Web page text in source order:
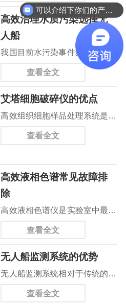
船技术也会成为将来的趋势。这
个技术可以大大解放人们的双
手，现在许多需要通过大量人力
以及辛苦劳动才能完成的事无人
船只需要十多分钟就能够完成。
获...
人船放入水中后，他会按照电脑
程序设定的路线行驶，30米宽的
河道断面来回一趟只需要5分
钟。并且无人船在这5分钟之内
就能将这一段河道的深度、水下
收集完毕，并将所有的资料全部
传输进岸边的电脑。相比起原来
的传统型人工测绘，节省了80%
高效治理水质污染选择无
人船
我国目前水污染事件频发，事件
发生后，水体污染原因是什么，
散到了哪些地方，采取何种措施
控制污染，这些都是环境应急监
测必不可少的工作内容。在过去
样，水质采样都是靠人工完成
的。划条船去取水，工作量大，
操作不安全，也不标准。遇到环
境应急事件，环境监测人员更需
样监测...
查看全文
艾塔细胞破碎仪的优点
高效组织细胞样品处理系统是艾
塔科仪自主研发的一种先进、快
来源（包括土壤植物和动物的组
织/器官、细菌、真菌、孢子、
古生物标本等）的DNA、RNA
的蛋白质进行提取。使用方便，
在20秒内完成破碎和裂解，最大
限度的避免核酸的降解和蛋白质
的解离。高效的振荡，保证样品
查看全文
高效液相色谱常见故障排
除
高效液相色谱仪是实验室中最为
常用的一种分析仪器。对于分析
是正确的操作以及适当的调节；
不要盲目操作减少系统误差。保
持高效液相色谱仪的最佳工作状
查看全文
无人船监测系统的优势
无人船监测系统相对于传统的人
力监测来说具有很多优势。一．
查看全文
可以介绍下你们的产品么